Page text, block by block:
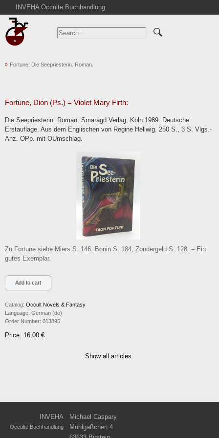
INVEHA Occulte Buchhandlung
Home
Advanced Search
Cart
Contact
Terms
Fortune, Die Seepriesterin. Roman.
Fortune, Dion (Ps.) = Violet Mary Firth:
Die Seepriesterin. Roman. Smaragd Verlag, Köln 1989. Deutsche
Erstauflage. Aus dem Englischen von Regine Hellwig. 250 S., 3 S. Vlgs.-
Anz. OPp. mit OUmschlag.
Zu Fortune siehe Miers S. 146. Bonin S. 184, Zondergeld S. 128. – Ein
gutes Exemplar.
Catalog: Occult Novels & Fantasy
Language: German (de)
Order Number: 013895
Price: 16,00 €
Show all articles
INVEHA Michael Caspary
Occulte Buchhandlung
Mühlgäßchen 4